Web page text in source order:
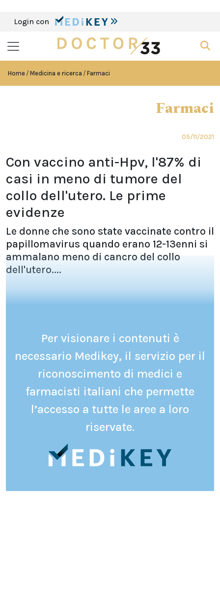
Login con
Home Medicina e ricerca Farmaci
Farmaci
05/11/2021
Con vaccino anti-Hpv, l'87% di
casi in meno di tumore del
collo dell'utero. Le prime
evidenze
Le donne che sono state vaccinate contro il
papillomavirus quando erano 12-13enni si
ammalano meno di cancro del collo
dell'utero....
Per visionare i contenuti è
necessario Medikey, il servizio per il
riconoscimento di medici e
farmacisti italiani che permette
l’accesso a tutte le aree a loro
riservate.